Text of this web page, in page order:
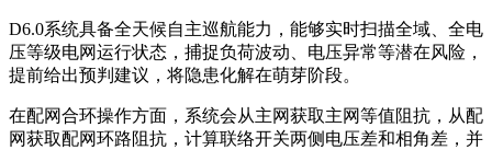
D6.0系统具备全天候自主巡航能力，能够实时扫描全域、全电
压等级电网运行状态，捕捉负荷波动、电压异常等潜在风险，
提前给出预判建议，将隐患化解在萌芽阶段。
在配网合环操作方面，系统会从主网获取主网等值阻抗，从配
网获取配网环路阻抗，计算联络开关两侧电压差和相角差，并